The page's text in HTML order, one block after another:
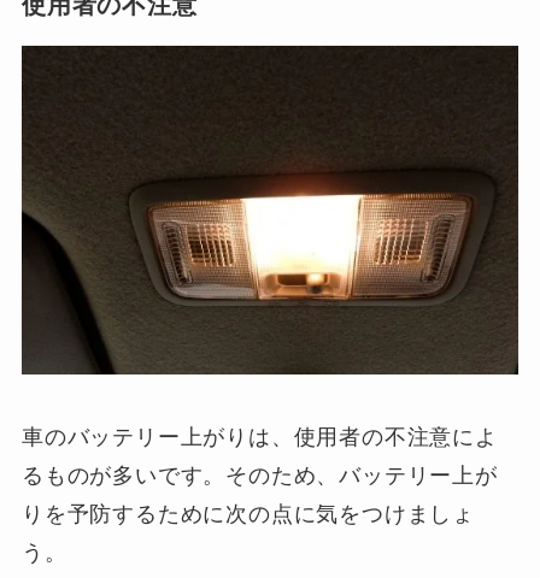
車のバッテリー上がりは、使用者の不注意によ
るものが多いです。そのため、バッテリー上が
りを予防するために次の点に気をつけましょ
う。